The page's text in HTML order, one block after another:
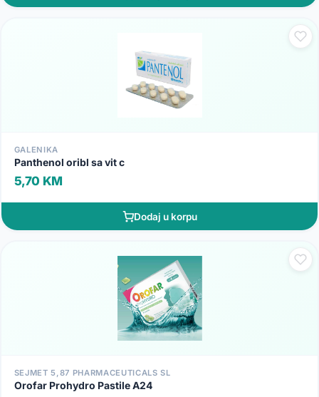
GALENIKA
Panthenol oribl sa vit c
5,70 KM
Dodaj u korpu
SEJMET 5,87 PHARMACEUTICALS SL
Orofar Prohydro Pastile A24